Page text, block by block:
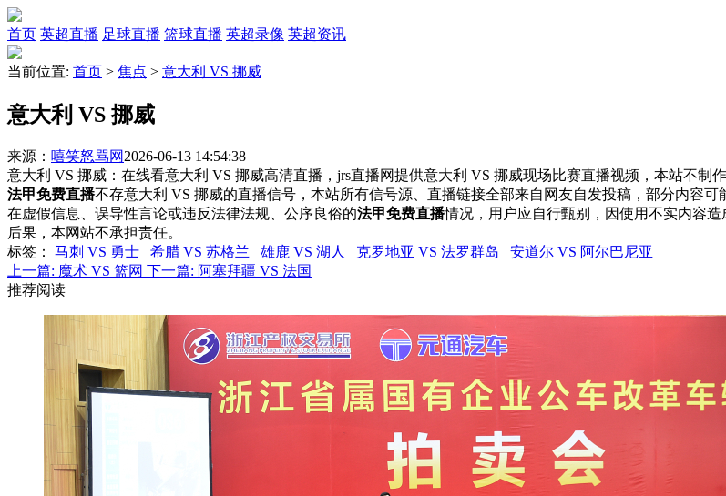
首页 英超直播 足球直播 篮球直播 英超录像 英超资讯
当前位置: 首页 > 焦点 > 意大利 VS 挪威
意大利 VS 挪威
来源： 嘻笑怒骂网 2026-06-13 14:54:38
意大利 VS 挪威：在线看意大利 VS 挪威高清直播，jrs直播网提供意大利 VS 挪威现场比赛直播视频，本站不制作
法甲免费直播不存意大利 VS 挪威的直播信号，本站所有信号源、直播链接全部来自网友自发投稿，部分内容可
在虚假信息、误导性言论或违反法律法规、公序良俗的法甲免费直播情况，用户应自行甄别，因使用不实内容造
后果，本网站不承担责任。
标签 ： 马刺 VS 勇士 希腊 VS 苏格兰 雄鹿 VS 湖人 克罗地亚 VS 法罗群岛
安道尔 VS 阿尔巴尼亚
上一篇: 魔术 VS 篮网 下一篇: 阿塞拜疆 VS 法国
推荐阅读